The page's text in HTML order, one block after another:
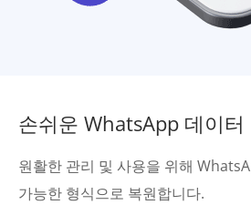
손쉬운 WhatsApp 데이터
원활한 관리 및 사용을 위해
가능한 형식으로 복원합니다.